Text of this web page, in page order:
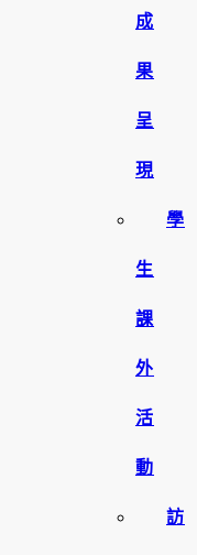
成
果
呈
現
學
生
課
外
活
動
訪